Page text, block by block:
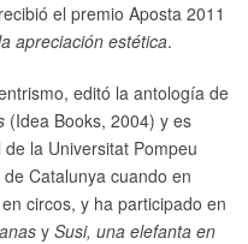
el premio Aposta 2011
apreciación estética.
editó la antología de
(Idea Books, 2004) y es
la Universitat Pompeu
Catalunya cuando en
circos, y ha participado en
y Susi, una elefanta en